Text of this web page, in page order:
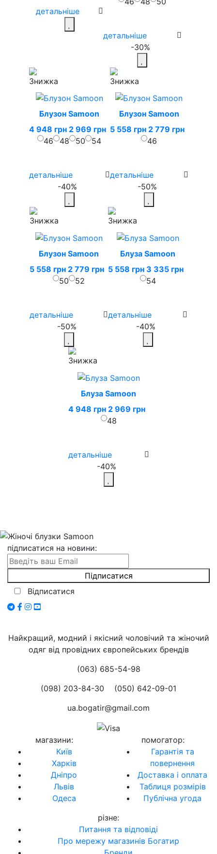
детальніше
детальніше
-30%
Блузон Samoon
4 948 грн 2 969 грн
46
48 50 54
детальніше
-40%
Блузон Samoon
5 558 грн 2 779 грн
46
детальніше
-50%
Блузон Samoon
5 558 грн 2 779 грн
50
52
детальніше
-50%
Блуза Samoon
5 558 грн 3 335 грн
54
детальніше
-40%
Блуза Samoon
4 948 грн 2 969 грн
48
детальніше
-40%
підписатися на новини:
Відписатися
Найкращий, модний і якісний чоловічий та жіночий
одяг від провідних європейських брендів
(063) 685-54-98
(098) 203-84-30
(050) 642-09-01
ua.bogatir@gmail.com
магазини:
Київ
Харків
Дніпро
Львів
Одеса
помогатор:
Гарантія та
повернення
Доставка і оплата
Таблиця розмірів
Публічна угода
різне:
Питання та відповіді
Про мережу магазинів Богатир